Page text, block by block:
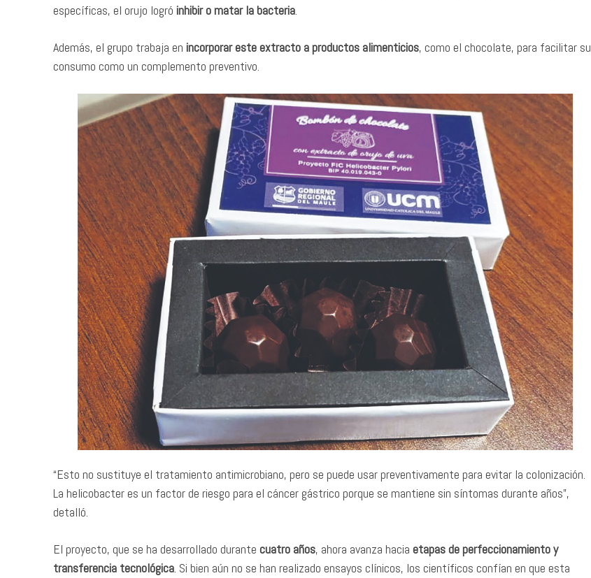
específicas, el orujo logró inhibir o matar la bacteria.
Además, el grupo trabaja en incorporar este extracto a productos alimenticios, como el chocolate, para facilitar su
consumo como un complemento preventivo.
“Esto no sustituye el tratamiento antimicrobiano, pero se puede usar preventivamente para evitar la colonización.
La helicobacter es un factor de riesgo para el cáncer gástrico porque se mantiene sin síntomas durante años”,
detalló.
El proyecto, que se ha desarrollado durante cuatro años, ahora avanza hacia etapas de perfeccionamiento y
transferencia tecnológica. Si bien aún no se han realizado ensayos clínicos, los científicos confían en que esta